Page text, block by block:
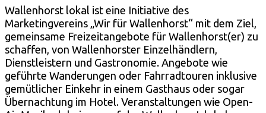
Wallenhorst lokal ist eine Initiative des
Marketingvereins „Wir für Wallenhorst“ mit dem Ziel,
gemeinsame Freizeitangebote für Wallenhorst(er) zu
schaffen, von Wallenhorster Einzelhändlern,
Dienstleistern und Gastronomie. Angebote wie
geführte Wanderungen oder Fahrradtouren inklusive
gemütlicher Einkehr in einem Gasthaus oder sogar
Übernachtung im Hotel. Veranstaltungen wie Open-